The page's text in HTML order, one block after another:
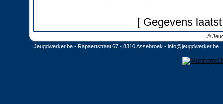
[ Gegevens
©
Jeugdwerker.be - Rapaertstraat 67 - 8310 Assebroek - info@jeugdwerker.be